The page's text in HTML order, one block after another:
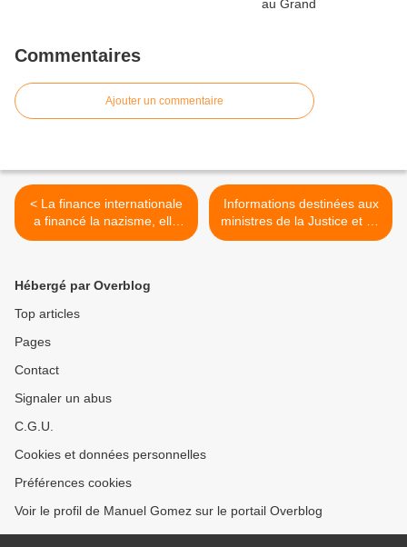
Commentaires
Ajouter un commentaire
< La finance internationale
a financé la nazisme, elle
finance l'islamisme !
Informations destinées aux
ministres de la Justice et de
l'Intérieur...occupés ailleurs
Hébergé par Overblog
Top articles
Pages
Contact
Signaler un abus
C.G.U.
Cookies et données personnelles
Préférences cookies
Voir le profil de Manuel Gomez sur le portail Overblog